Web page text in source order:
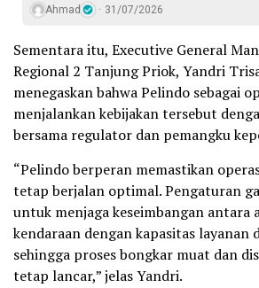
Ahmad 31/07/2026
Sementara itu, Executive General
Regional 2 Tanjung Priok, Yandri
menegaskan bahwa Pelindo sebagai
menjalankan kebijakan tersebut
bersama regulator dan pemangku
“Pelindo berperan memastikan
tetap berjalan optimal. Pengaturan
untuk menjaga keseimbangan antara
kendaraan dengan kapasitas layanan
sehingga proses bongkar muat dan
tetap lancar,” jelas Yandri.